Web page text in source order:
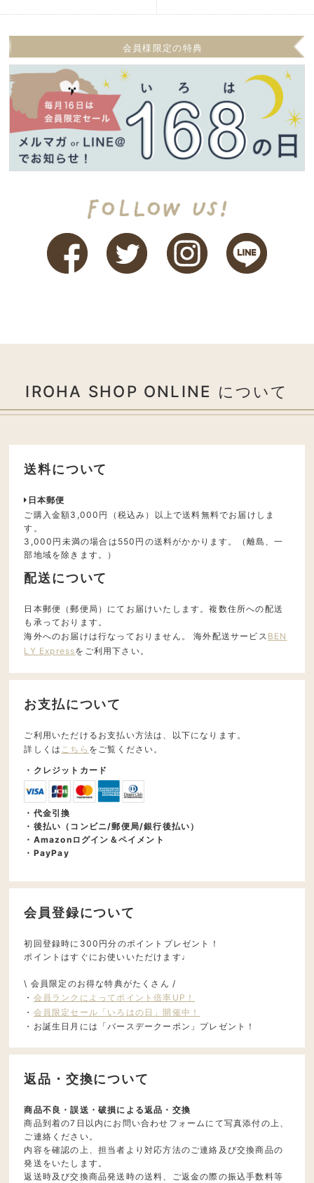
会員様限定の特典
IROHA SHOP ONLINE について
送料について
日本郵便
ご購入金額3,000円（税込み）以上で送料無料でお届けしま
す。
3,000円未満の場合は550円の送料がかかります。（離島、一
部地域を除きます。）
配送について
日本郵便（郵便局）にてお届けいたします。複数住所への配送
も承っております。
海外へのお届けは行なっておりません。 海外配送サービス BEN
LY Expressをご利用下さい。
お支払について
ご利用いただけるお支払い方法は、以下になります。
詳しくは こちら をご覧ください。
・クレジットカード
・代金引換
・後払い（コンビニ/郵便局/銀行後払い）
・Amazonログイン＆ペイメント
・PayPay
会員登録について
初回登録時に300円分のポイントプレゼント！
ポイントはすぐにお使いいただけます♩
\ 会員限定のお得な特典がたくさん /
・ 会員ランクによってポイント倍率UP！
・ 会員限定セール「いろはの日」開催中！
・お誕生日月には「バースデークーポン」プレゼント！
返品・交換について
商品不良・誤送・破損による返品・交換
商品到着の7日以内にお問い合わせフォームにて写真添付の上、
ご連絡ください。
内容を確認の上、担当者より対応方法のご連絡及び交換商品の
発送をいたします。
返送時及び交換商品発送時の送料、ご返金の際の振込手数料等